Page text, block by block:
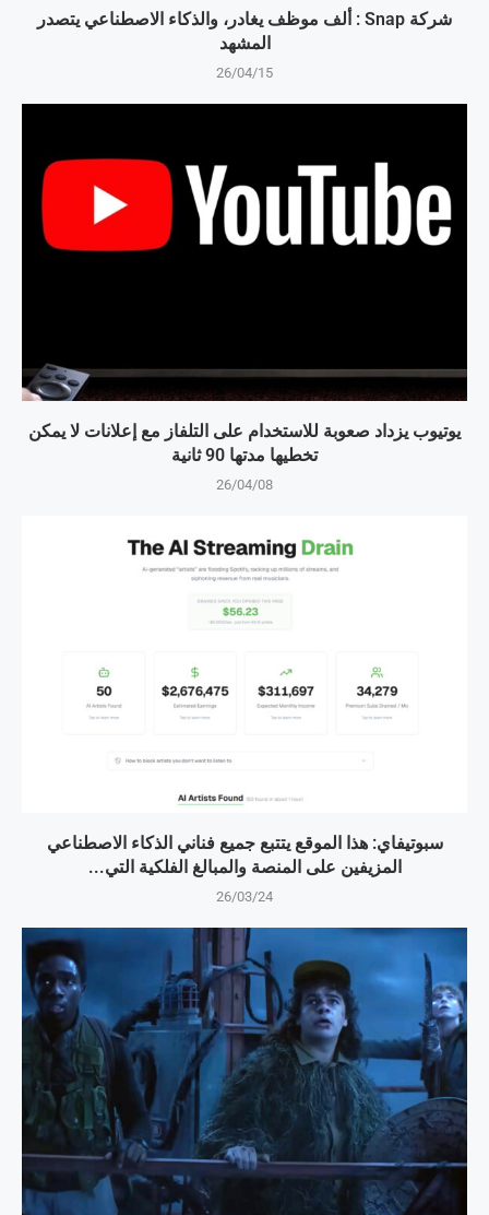
شركة Snap : ألف موظف يغادر، والذكاء الاصطناعي يتصدر
المشهد
26/04/15
يوتيوب يزداد صعوبة للاستخدام على التلفاز مع إعلانات لا يمكن
تخطيها مدتها 90 ثانية
26/04/08
سبوتيفاي: هذا الموقع يتتبع جميع فناني الذكاء الاصطناعي
المزيفين على المنصة والمبالغ الفلكية التي...
26/03/24